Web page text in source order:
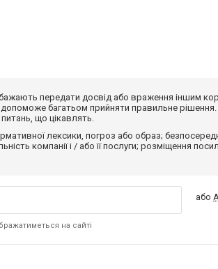
бажають передати досвід або враження іншим
багатьом прийняти правильне рішення.
що цікавлять.
лексики, погроз або образ;
компанії і / або її послуги; розміщення
на сайті
або